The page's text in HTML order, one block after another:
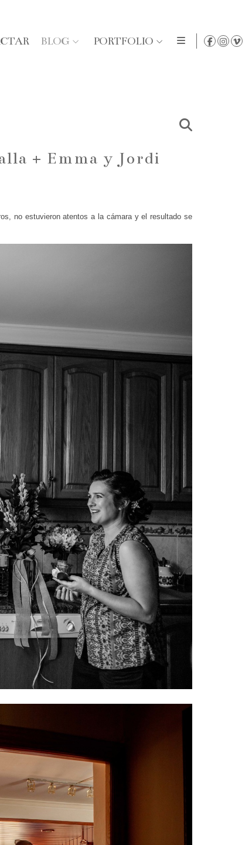
BLOG PORTFOLIO
+ Emma y Jordi
no estuvieron atentos a la cámara y el resultado se